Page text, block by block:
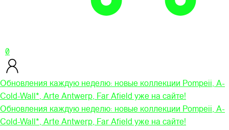
0
Обновления каждую неделю: новые коллекции Pompeii, A-
Cold-Wall*, Arte Antwerp, Far Afield уже на сайте!
Обновления каждую неделю: новые коллекции Pompeii, A-
Cold-Wall*, Arte Antwerp, Far Afield уже на сайте!